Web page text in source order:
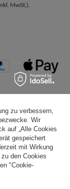
MwSt.).
zu verbessern,
Wir
auf „Alle Cookies
gespeichert
mit Wirkung
den Cookies
"Cookie-